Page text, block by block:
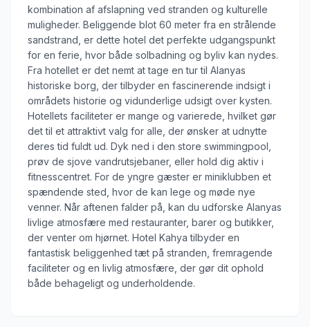
kombination af afslapning ved stranden og kulturelle
muligheder. Beliggende blot 60 meter fra en strålende
sandstrand, er dette hotel det perfekte udgangspunkt
for en ferie, hvor både solbadning og byliv kan nydes.
Fra hotellet er det nemt at tage en tur til Alanyas
historiske borg, der tilbyder en fascinerende indsigt i
områdets historie og vidunderlige udsigt over kysten.
Hotellets faciliteter er mange og varierede, hvilket gør
det til et attraktivt valg for alle, der ønsker at udnytte
deres tid fuldt ud. Dyk ned i den store swimmingpool,
prøv de sjove vandrutsjebaner, eller hold dig aktiv i
fitnesscentret. For de yngre gæster er miniklubben et
spændende sted, hvor de kan lege og møde nye
venner. Når aftenen falder på, kan du udforske Alanyas
livlige atmosfære med restauranter, barer og butikker,
der venter om hjørnet. Hotel Kahya tilbyder en
fantastisk beliggenhed tæt på stranden, fremragende
faciliteter og en livlig atmosfære, der gør dit ophold
både behageligt og underholdende.